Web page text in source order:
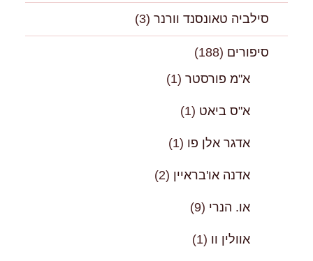
סילביה טאונסנד וורנר (3)
סיפורים (188)
א"מ פורסטר (1)
א"ס ביאט (1)
אדגר אלן פו (1)
אדנה או'בראיין (2)
או. הנרי (9)
אוולין וו (1)